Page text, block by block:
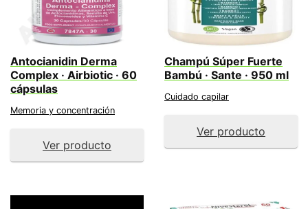
Antocianidin Derma
Complex · Airbiotic · 60
cápsulas
Memoria y concentración
Ver producto
Champú Súper Fuerte
Bambú · Sante · 950 ml
Cuidado capilar
Ver producto